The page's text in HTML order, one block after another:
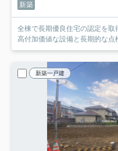
新築
全棟で長期優良住宅の認定を取
高付加価値な設備と長期的な
新築一戸建